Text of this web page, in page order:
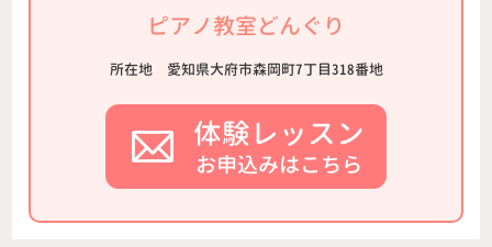
ピアノ教室どんぐり
所在地 愛知県大府市森岡町7丁目318番地
体験レッスン
お申込みはこちら